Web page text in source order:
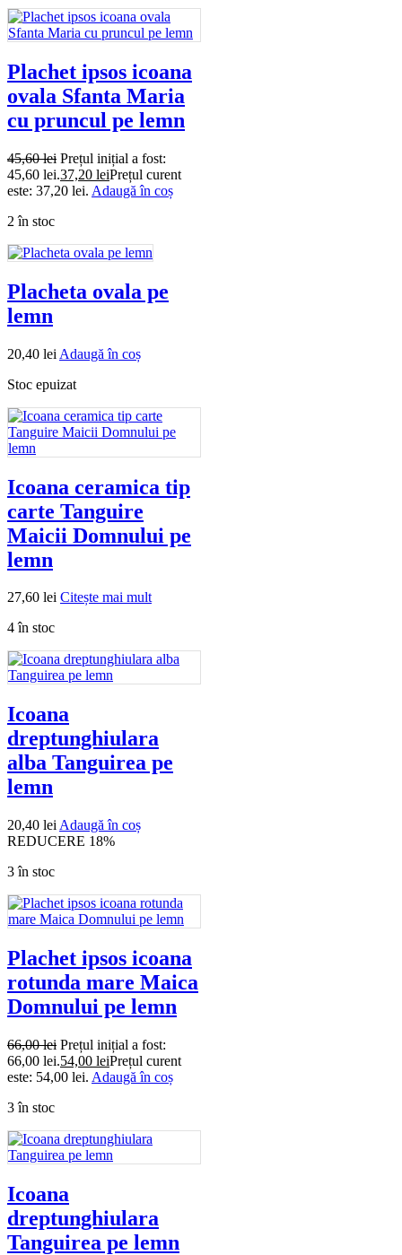
Plachet ipsos icoana
ovala Sfanta Maria
cu pruncul pe lemn
45,60lei Prețul inițial a fost:
45,60 lei.37,20 leiPrețul curent
este: 37,20 lei. Adaugă în coș
2 în stoc
Placheta ovala pe
lemn
20,40 lei Adaugă în coș
Stoc epuizat
Icoana ceramica tip
carte Tanguire
Maicii Domnului pe
lemn
27,60 lei Citește mai mult
4 în stoc
Icoana
dreptunghiulara
alba Tanguirea pe
lemn
20,40 lei Adaugă în coș
REDUCERE 18%
3 în stoc
Plachet ipsos icoana
rotunda mare Maica
Domnului pe lemn
66,00lei Prețul inițial a fost:
66,00 lei.54,00 leiPrețul curent
este: 54,00 lei. Adaugă în coș
3 în stoc
Icoana
dreptunghiulara
Tanguirea pe lemn